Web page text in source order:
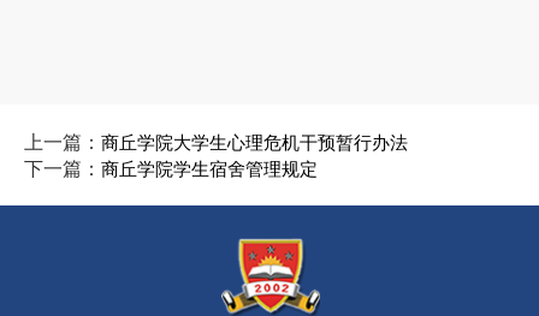
上一篇： 商丘学院大学生心理危机干预暂行办法
下一篇： 商丘学院学生宿舍管理规定